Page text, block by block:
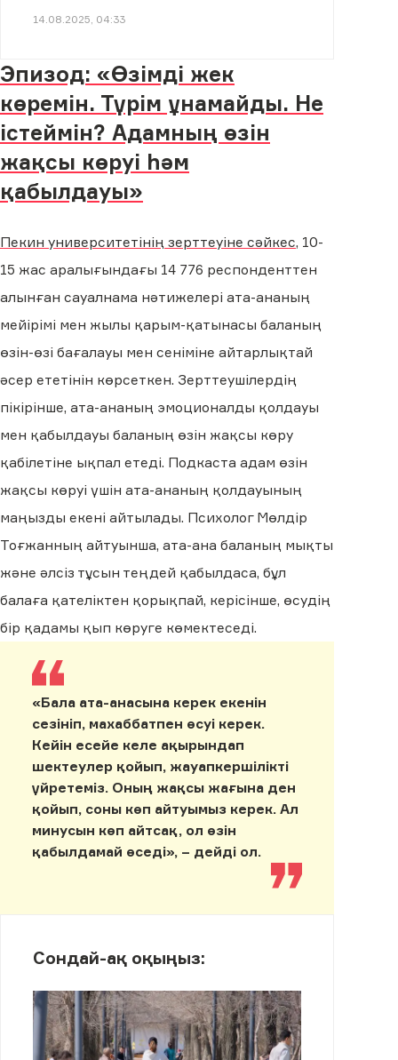
14.08.2025, 04:33
Эпизод: «Өзімді жек
көремін. Түрім ұнамайды. Не
істеймін? Адамның өзін
жақсы көруі һәм
қабылдауы»
Пекин университетінің зерттеуіне сәйкес, 10-
15 жас аралығындағы 14 776 респонденттен
алынған сауалнама нәтижелері ата-ананың
мейірімі мен жылы қарым-қатынасы баланың
өзін-өзі бағалауы мен сеніміне айтарлықтай
әсер ететінін көрсеткен. Зерттеушілердің
пікірінше, ата-ананың эмоционалды қолдауы
мен қабылдауы баланың өзін жақсы көру
қабілетіне ықпал етеді. Подкаста адам өзін
жақсы көруі үшін ата-ананың қолдауының
маңызды екені айтылады. Психолог Мөлдір
Тоғжанның айтуынша, ата-ана баланың мықты
және әлсіз тұсын теңдей қабылдаса, бұл
балаға қателіктен қорықпай, керісінше, өсудің
бір қадамы қып көруге көмектеседі.
«Бала ата-анасына керек екенін
сезініп, махаббатпен өсуі керек.
Кейін есейе келе ақырындап
шектеулер қойып, жауапкершілікті
үйретеміз. Оның жақсы жағына ден
қойып, соны көп айтуымыз керек. Ал
минусын көп айтсақ, ол өзін
қабылдамай өседі», – дейді ол.
Сондай-ақ оқыңыз: